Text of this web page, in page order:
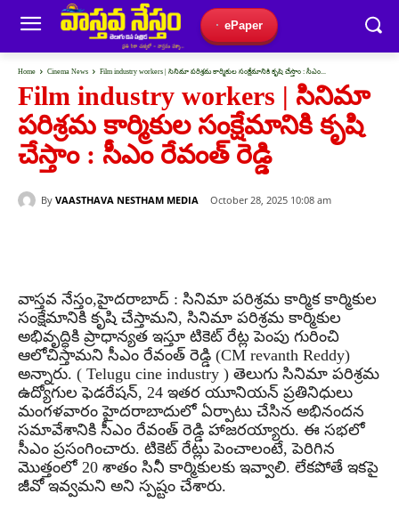
ePaper
Home Cinema News Film industry workers | సినిమా పరిశ్రమ కార్మికుల సంక్షేమానికి కృషి చేస్తాం : సీఎం...
Film industry workers | సినిమా
పరిశ్రమ కార్మికుల సంక్షేమానికి కృషి
చేస్తాం : సీఎం రేవంత్ రెడ్డి
By VAASTHAVA NESTHAM MEDIA October 28, 2025 10:08 am
వాస్తవ నేస్తం,హైదరాబాద్ : సినిమా పరిశ్రమ కార్మిక కార్మికుల
సంక్షేమానికి కృషి చేస్తామని, సినిమా పరిశ్రమ కార్మికుల
అభివృద్ధికి ప్రాధాన్యత ఇస్తూ టికెట్ రేట్ల పెంపు గురించి
ఆలోచిస్తామని సీఎం రేవంత్ రెడ్డి (CM revanth Reddy)
అన్నారు. ( Telugu cine industry ) తెలుగు సినిమా పరిశ్రమ
ఉద్యోగుల ఫెడరేషన్, 24 ఇతర యూనియన్ ప్రతినిధులు
మంగళవారం హైదరాబాదులో ఏర్పాటు చేసిన అభినందన
సమావేశానికి సీఎం రేవంత్ రెడ్డి హాజరయ్యారు. ఈ సభలో
సీఎం ప్రసంగించారు. టికెట్ రేట్లు పెంచాలంటే, పెరిగిన
మొత్తంలో 20 శాతం సినీ కార్మికులకు ఇవ్వాలి. లేకపోతే ఇకపై
జీవో ఇవ్వమని అని స్పష్టం చేశారు.